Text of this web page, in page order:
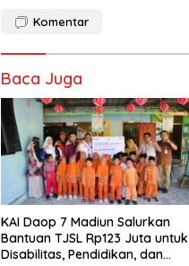
Komentar
Baca Juga
KAI Daop 7 Madiun Salurkan
Bantuan TJSL Rp123 Juta untuk
Disabilitas, Pendidikan, dan